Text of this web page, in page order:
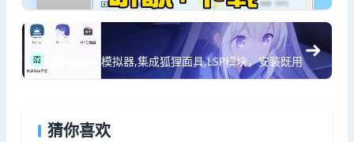
下一篇
防检测MUMU模拟器,集成狐狸面具,LSP模块，安装既用
猜你喜欢